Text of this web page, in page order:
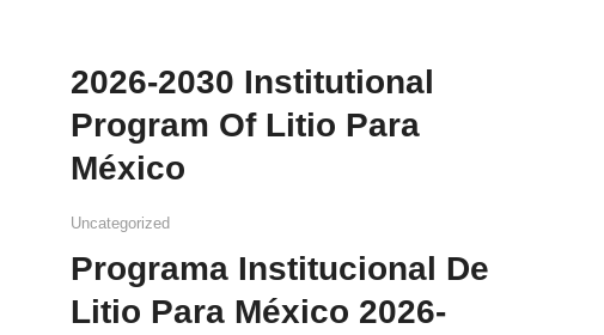
2026-2030 Institutional
Program Of Litio Para
México
Uncategorized
Programa Institucional De
Litio Para México 2026-